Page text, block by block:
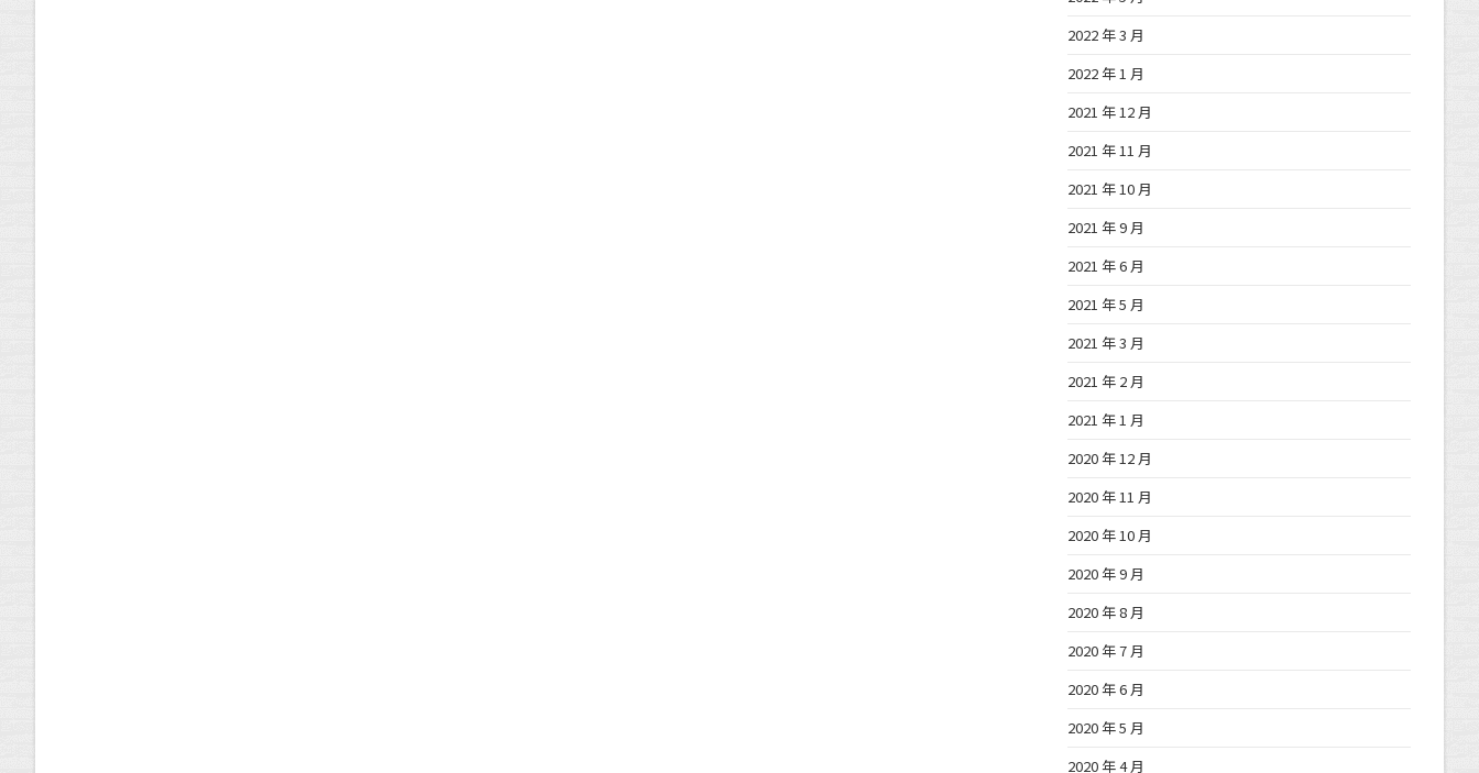
2022 年 3 月
2022 年 1 月
2021 年 12 月
2021 年 11 月
2021 年 10 月
2021 年 9 月
2021 年 6 月
2021 年 5 月
2021 年 3 月
2021 年 2 月
2021 年 1 月
2020 年 12 月
2020 年 11 月
2020 年 10 月
2020 年 9 月
2020 年 8 月
2020 年 7 月
2020 年 6 月
2020 年 5 月
2020 年 4 月